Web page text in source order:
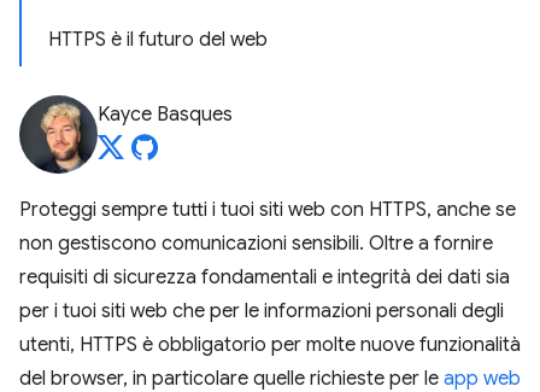
HTTPS è il futuro del web
Kayce Basques
Proteggi sempre tutti i tuoi siti web con HTTPS, anche se
non gestiscono comunicazioni sensibili. Oltre a fornire
requisiti di sicurezza fondamentali e integrità dei dati sia
per i tuoi siti web che per le informazioni personali degli
utenti, HTTPS è obbligatorio per molte nuove funzionalità
del browser, in particolare quelle richieste per le app web